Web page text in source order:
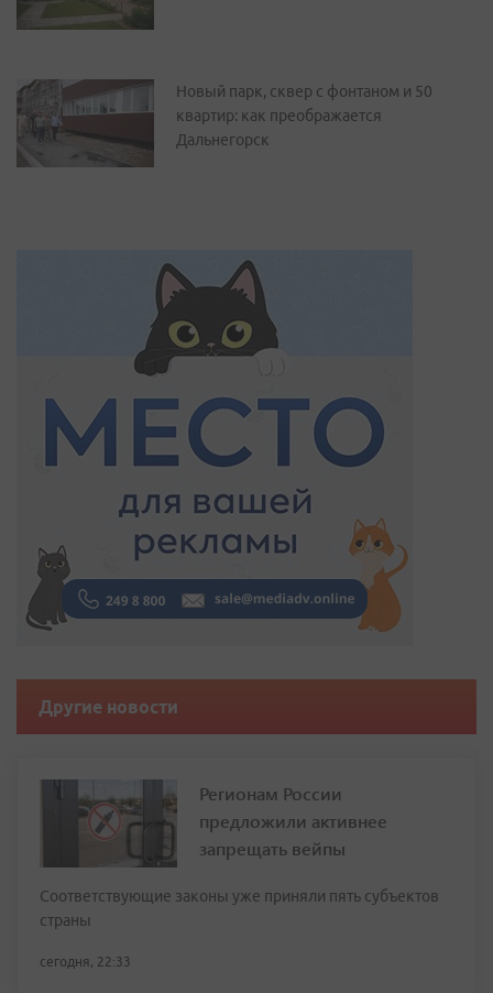
Новый парк, сквер с фонтаном и 50
квартир: как преображается
Дальнегорск
Другие новости
Регионам России
предложили активнее
запрещать вейпы
Соответствующие законы уже приняли пять субъектов
страны
сегодня, 22:33